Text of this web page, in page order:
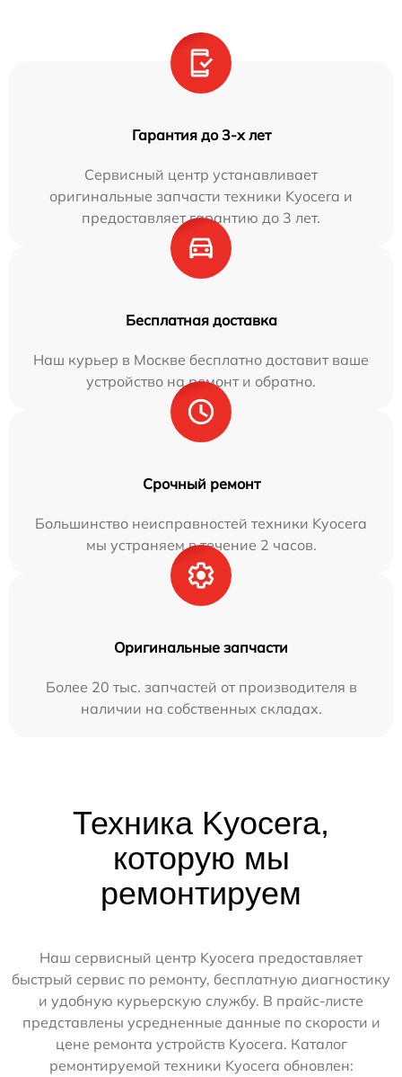
Гарантия до 3-х лет
Сервисный центр устанавливает
оригинальные запчасти техники Kyocera и
предоставляет гарантию до 3 лет.
Бесплатная доставка
Наш курьер в Москве бесплатно доставит ваше
устройство на ремонт и обратно.
Срочный ремонт
Большинство неисправностей техники Kyocera
мы устраняем в течение 2 часов.
Оригинальные запчасти
Более 20 тыс. запчастей от производителя в
наличии на собственных складах.
Техника Kyocera,
которую мы
ремонтируем
Наш сервисный центр Kyocera предоставляет
быстрый сервис по ремонту, бесплатную диагностику
и удобную курьерскую службу. В прайс-листе
представлены усредненные данные по скорости и
цене ремонта устройств Kyocera. Каталог
ремонтируемой техники Kyocera обновлен: